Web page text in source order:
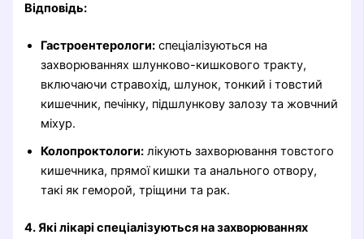
Відповідь:
Гастроентерологи: спеціалізуються на
захворюваннях шлунково-кишкового тракту,
включаючи стравохід, шлунок, тонкий і товстий
кишечник, печінку, підшлункову залозу та жовчний
міхур.
Колопроктологи: лікують захворювання товстого
кишечника, прямої кишки та анального отвору,
такі як геморой, тріщини та рак.
4. Які лікарі спеціалізуються на захворюваннях